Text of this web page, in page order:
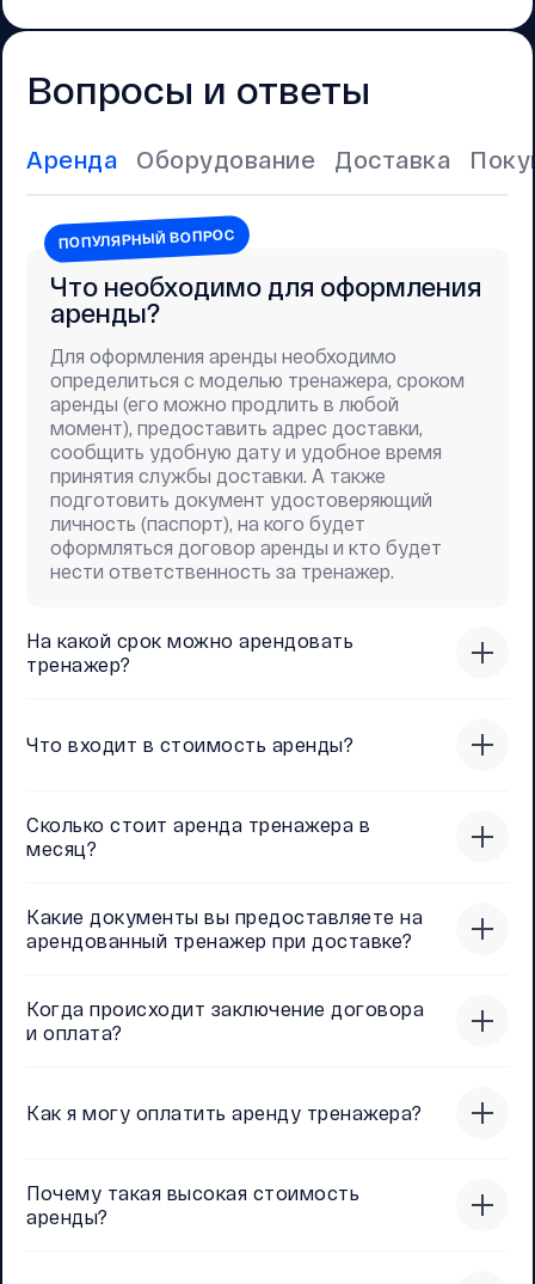
Вопросы и ответы
Аренда Оборудование Доставка
На какой срок можно арендовать
тренажер?
Что входит в стоимость аренды?
Сколько стоит аренда тренажера в
месяц?
Какие документы вы предоставляете на
арендованный тренажер при доставке?
Когда происходит заключение договора
и оплата?
Как я могу оплатить аренду тренажера?
Почему такая высокая стоимость
аренды?
ПОПУЛЯРНЫЙ ВОПРОС
Что необходимо для оформления
аренды?
Для оформления аренды необходимо
определиться с моделью тренажера, сроком
аренды (его можно продлить в любой
момент), предоставить адрес доставки,
сообщить удобную дату и удобное время
принятия службы доставки. А также
подготовить документ удостоверяющий
личность (паспорт), на кого будет
оформляться договор аренды и кто будет
нести ответственность за тренажер.